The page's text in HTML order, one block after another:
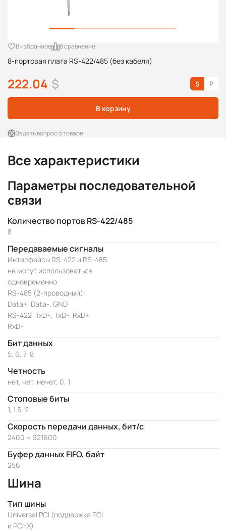
8-портовая плата RS-422/485 (без кабеля)
В избранное В сравнение
222.04 $
В корзину
Задать вопрос о товаре
Все характеристики
Параметры последовательной
связи
Количество портов RS-422/485
8
Передаваемые сигналы
Интерфейсы RS-422 и RS-485
не могут использоваться
одновременно
RS-485 (2-проводный):
Data+, Data-, GND
RS-422: TxD+, TxD-, RxD+,
RxD-
Бит данных
5, 6, 7, 8
Четность
нет, чет, нечет, 0, 1
Стоповые биты
1, 1.5, 2
Скорость передачи данных, бит/с
2400 ~ 921600
Буфер данных FIFO, байт
256
Шина
Тип шины
Universal PCI (поддержка PCI
и PCI-X)